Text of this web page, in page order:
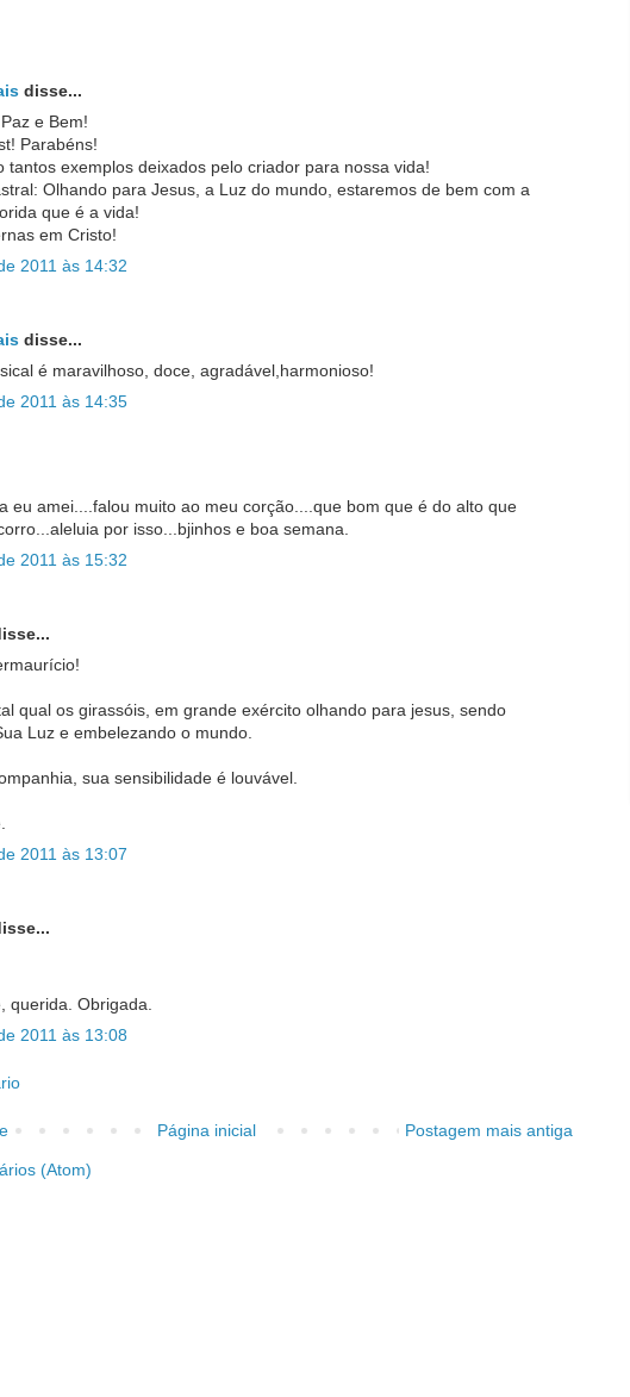
disse...
e Bem!
Parabéns!
tantos exemplos deixados pelo criador para nossa vida!
Olhando para Jesus, a Luz do mundo, estaremos de bem com a
que é a vida!
em Cristo!
2011 às 14:32
disse...
é maravilhoso, doce, agradável,harmonioso!
2011 às 14:35
eu amei....falou muito ao meu corção....que bom que é do alto que
por isso...bjinhos e boa semana.
2011 às 15:32
qual os girassóis, em grande exército olhando para jesus, sendo
Luz e embelezando o mundo.
sua sensibilidade é louvável.
2011 às 13:07
querida. Obrigada.
2011 às 13:08
Postagem mais antiga
Página inicial
(Atom)